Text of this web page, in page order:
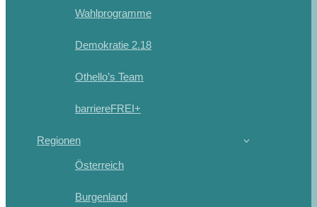
Wahlprogramme
Demokratie 2.18
Othello’s Team
barriereFREI+
Regionen
Österreich
Burgenland